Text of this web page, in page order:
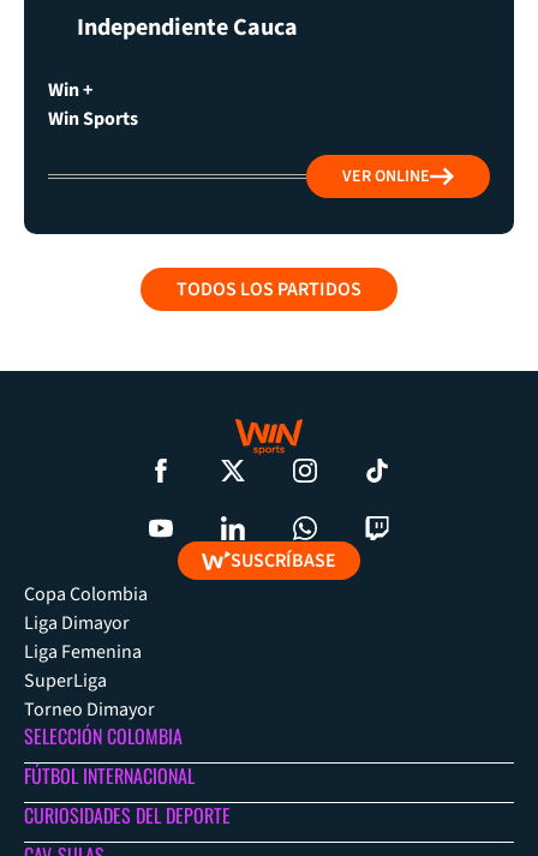
Independiente Cauca
Win +
Win Sports
VER ONLINE
TODOS LOS PARTIDOS
SUSCRÍBASE
Copa Colombia
Liga Dimayor
Liga Femenina
SuperLiga
Torneo Dimayor
SELECCIÓN COLOMBIA
FÚTBOL INTERNACIONAL
CURIOSIDADES DEL DEPORTE